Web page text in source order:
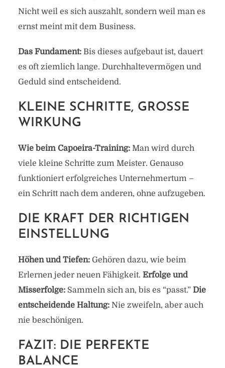
Nicht weil es sich auszahlt, sondern weil man es
ernst meint mit dem Business.
Das Fundament:Bis dieses aufgebaut ist, dauert
es oft ziemlich lange. Durchhaltevermögen und
Geduld sind entscheidend.
KLEINE SCHRITTE, GROSSE W
IRKUNG
Wie beim Capoeira-Training:Man wird durch
viele kleine Schritte zum Meister. Genauso
funktioniert erfolgreiches Unternehmertum –
ein Schritt nach dem anderen, ohne aufzugeben.
DIE KRAFT DER RICHTIGEN
EINSTELLUNG
Höhen und Tiefen:Gehören dazu, wie beim
Erlernen jeder neuen Fähigkeit. Erfolge und
Misserfolge:Sammeln sich an, bis es “passt.” Die
entscheidende Haltung:Nie zweifeln, aber auch
nie beschönigen.
FAZIT: DIE PERFEKTE
BALANCE